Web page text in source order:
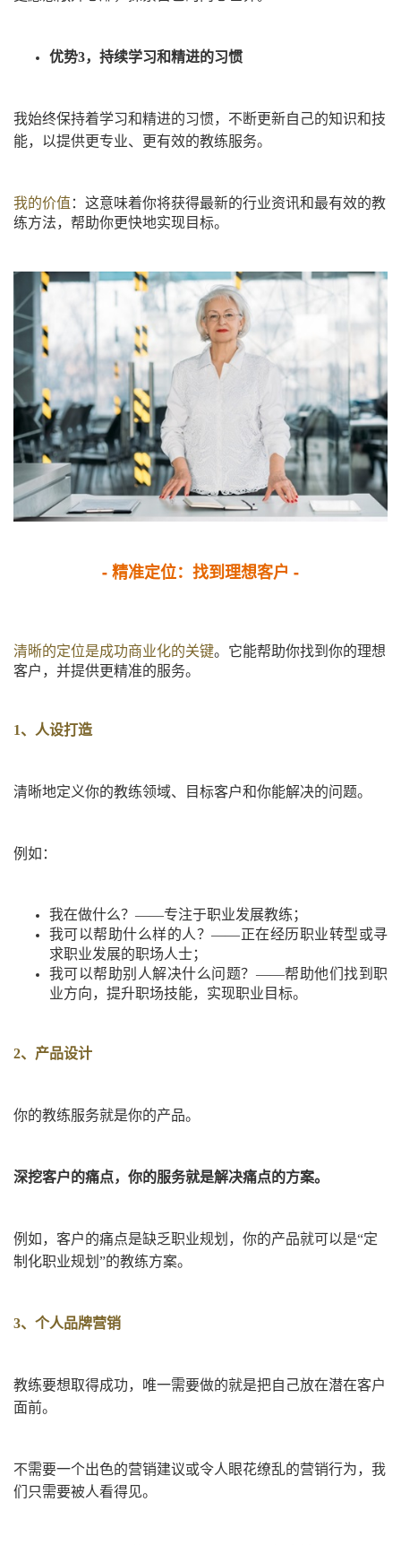
优势3，持续学习和精进的习惯
我始终保持着学习和精进的习惯，不断更新自己的知识和技
能，以提供更专业、更有效的教练服务。
我的价值：这意味着你将获得最新的行业资讯和最有效的教
练方法，帮助你更快地实现目标。
- 精准定位：找到理想客户 -
清晰的定位是成功商业化的关键。它能帮助你找到你的理想
客户，并提供更精准的服务。
1、人设打造
清晰地定义你的教练领域、目标客户和你能解决的问题。
例如：
我在做什么？ ——专注于职业发展教练；
我可以帮助什么样的人？——正在经历职业转型或寻
求职业发展的职场人士；
我可以帮助别人解决什么问题？ ——帮助他们找到职
业方向，提升职场技能，实现职业目标。
2、产品设计
你的教练服务就是你的产品。
深挖客户的痛点，你的服务就是解决痛点的方案。
例如，客户的痛点是缺乏职业规划，你的产品就可以是“定
制化职业规划”的教练方案。
3、个人品牌营销
教练要想取得成功，唯一需要做的就是把自己放在潜在客户
面前。
不需要一个出色的营销建议或令人眼花缭乱的营销行为，我
们只需要被人看得见。